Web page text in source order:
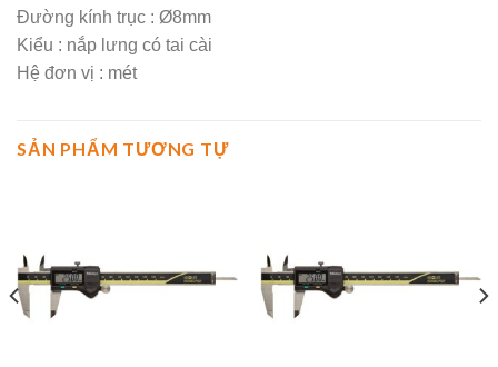
Đường kính trục : Ø8mm
Kiểu : nắp lưng có tai cài
Hệ đơn vị : mét
SẢN PHẨM TƯƠNG TỰ